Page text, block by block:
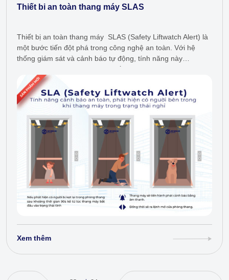
Thiết bi an toàn thang máy SLAS
Thiết bị an toàn thang máy SLAS (Safety Liftwatch Alert) là
một bước tiến đột phá trong công nghệ an toàn. Với hệ
thống giám sát và cảnh báo tự động, tính năng này
giúp phát hiện sớm các tình huống…
Xem thêm